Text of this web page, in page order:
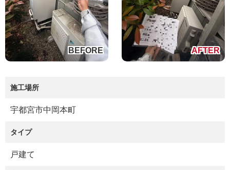
施工場所
宇都宮市中岡本町
タイプ
戸建て